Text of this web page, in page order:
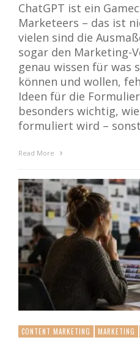
ChatGPT ist ein
Marketeers – das ist
vielen sind die
sogar den Marketing-
genau wissen für was
können und wollen,
Ideen für die
besonders wichtig,
formuliert wird –
Read More
CONTENT MARKETING MARKETING